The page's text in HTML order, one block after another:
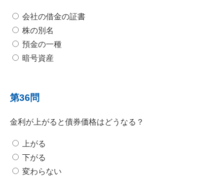
会社の借金の証書
株の別名
預金の一種
暗号資産
第36問
金利が上がると債券価格はどうなる？
上がる
下がる
変わらない